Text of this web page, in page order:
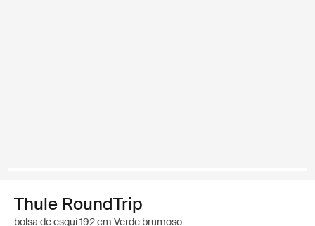
Thule RoundTrip
bolsa de esquí 192 cm Verde brumoso